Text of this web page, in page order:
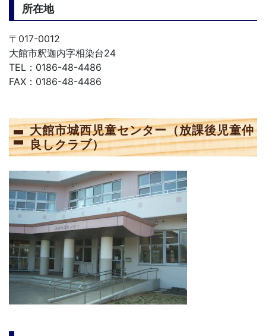
所在地
〒017-0012
大館市釈迦内字相染台24
TEL：0186-48-4486
FAX：0186-48-4486
大館市城西児童センター（放課後児童仲
良しクラブ）